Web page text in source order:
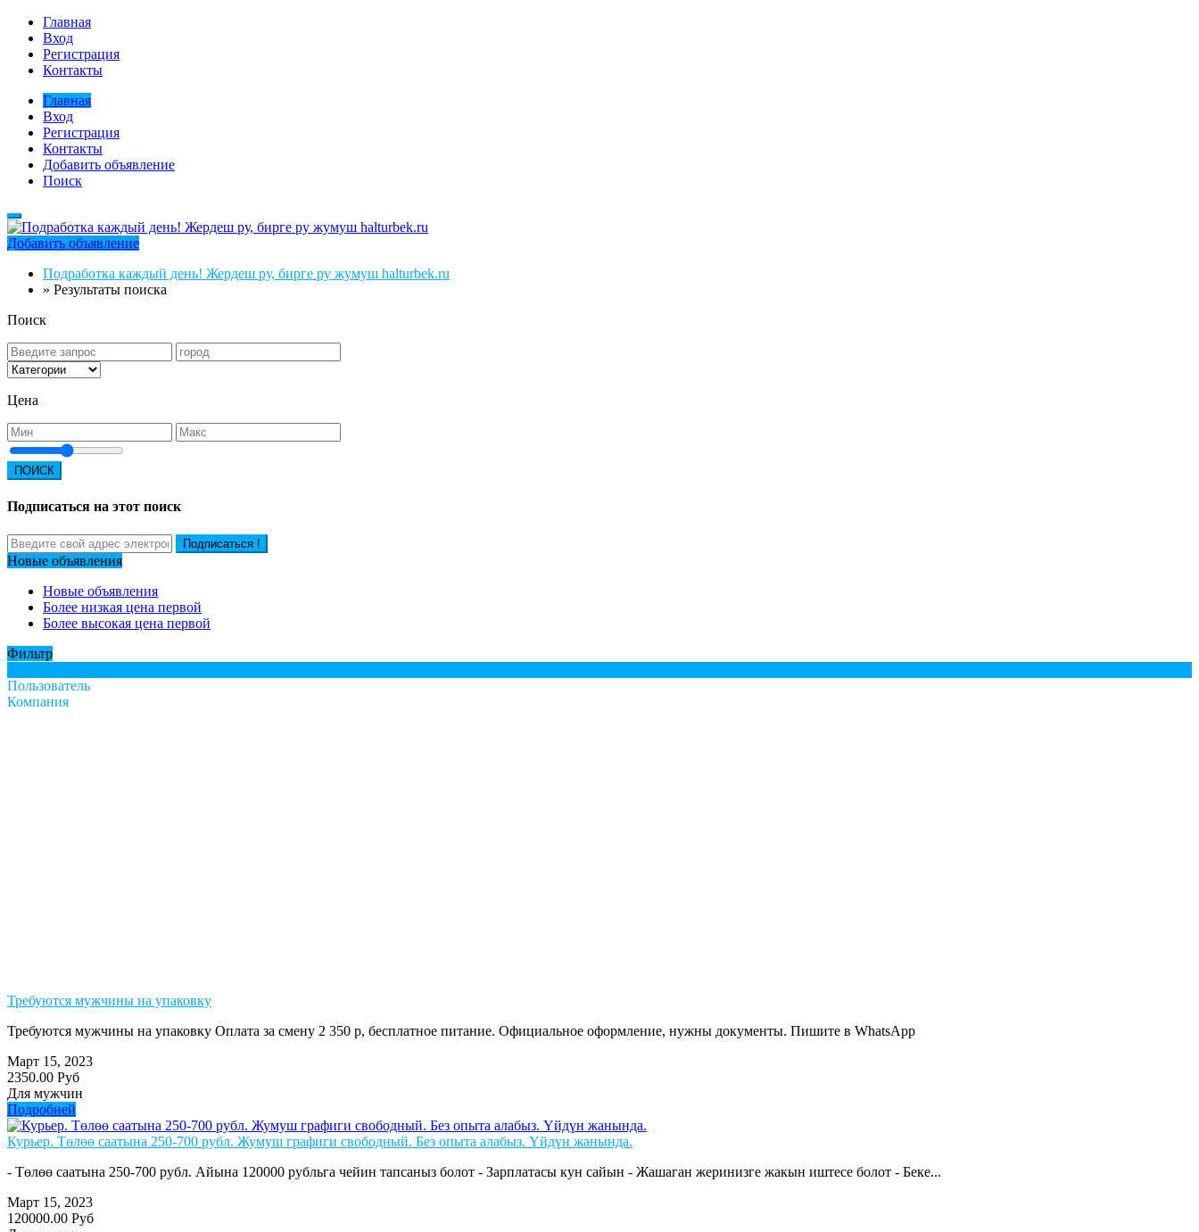
Главная
Вход
Регистрация
Контакты
Главная
Вход
Регистрация
Контакты
Добавить объявление
Поиск
Добавить объявление
Подработка каждый день! Жердеш ру, бирге ру жумуш halturbek.ru
» Результаты поиска
Поиск
Цена
ПОИСК
Подписаться на этот поиск
Подписаться !
Новые объявления
Новые объявления
Более низкая цена первой
Более высокая цена первой
Фильтр
Пользователь
Компания
Требуются мужчины на упаковку
Требуются мужчины на упаковку Оплата за смену 2 350 р, бесплатное питание. Официальное оформление, нужны документы. Пишите в WhatsApp
Март 15, 2023
2350.00 Руб
Для мужчин
Подробней
Курьер. Төлөө саатына 250-700 рубл. Жумуш графиги свободный. Без опыта алабыз. Үйдүн жанында.
- Төлөө саатына 250-700 рубл. Айына 120000 рубльга чейин тапсаныз болот - Зарплатасы кун сайын - Жашаган жеринизге жакын иштесе болот - Беке...
Март 15, 2023
120000.00 Руб